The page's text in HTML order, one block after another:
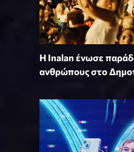
Η Inalan ένωσε
ανθρώπους στο